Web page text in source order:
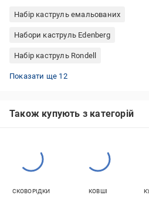
Набір каструль емальованих
Набори каструль Edenberg
Набір каструль Rondell
Керамічні каструлі для газових плит
Набори каструль Maxmark
Набори каструль Interos
Набір каструль Tefal
Каструлі Sacher кераміка
Чавунна каструля з кришкою
Каструлі емальовані Сербія
Каструлі нержавіюча сталь Китай
Каструлі чавунні Франція
Каструлі Simax скло
Набори каструль Krauff
Каструлі нержавіюча сталь
Показати ще 12
Також купують з категорій
СКОВОРІДКИ КОВШІ